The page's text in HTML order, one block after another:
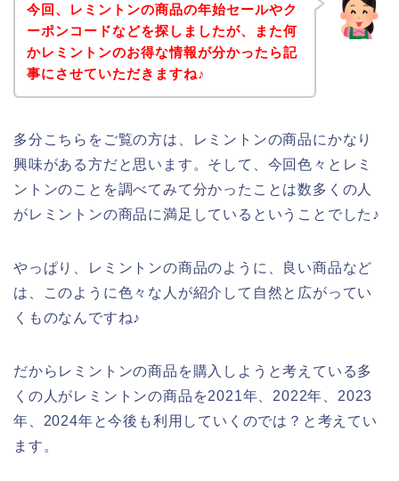
今回、レミントンの商品の年始セールやク
ーポンコードなどを探しましたが、また何
かレミントンのお得な情報が分かったら記
事にさせていただきますね♪
多分こちらをご覧の方は、レミントンの商品にかなり
興味がある方だと思います。そして、今回色々とレミ
ントンのことを調べてみて分かったことは数多くの人
がレミントンの商品に満足しているということでした♪
やっぱり、レミントンの商品のように、良い商品など
は、このように色々な人が紹介して自然と広がってい
くものなんですね♪
だからレミントンの商品を購入しようと考えている多
くの人がレミントンの商品を2021年、2022年、2023
年、2024年と今後も利用していくのでは？と考えてい
ます。